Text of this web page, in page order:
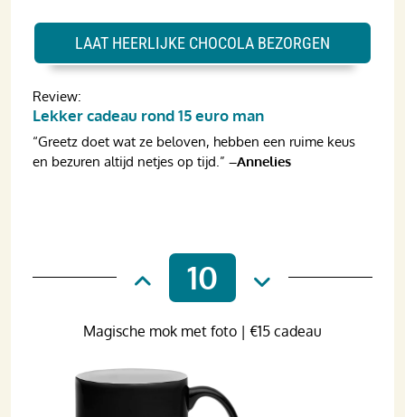
Review:
Lekker cadeau rond 15 euro man
“Greetz doet wat ze beloven, hebben een ruime keus
en bezuren altijd netjes op tijd.” –Annelies
LAAT HEERLIJKE CHOCOLA BEZORGEN
10
Magische mok met foto | €15 cadeau